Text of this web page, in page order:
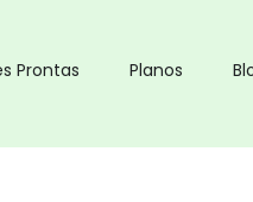
Prontas Planos